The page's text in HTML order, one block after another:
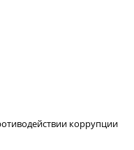
коррупции